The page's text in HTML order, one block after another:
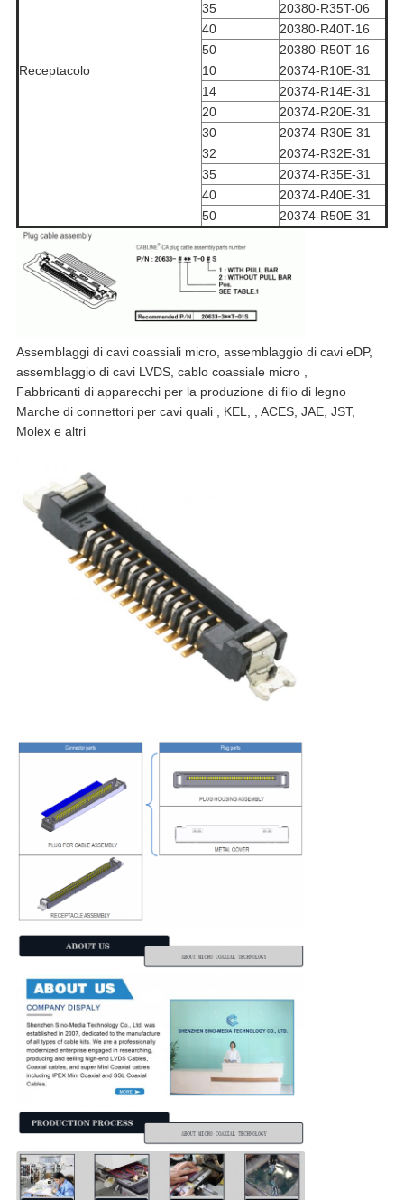
35
20380-R35T-06
40
20380-R40T-16
50
20380-R50T-16
Receptacolo
10
20374-R10E-31
14
20374-R14E-31
20
20374-R20E-31
30
20374-R30E-31
32
20374-R32E-31
35
20374-R35E-31
40
20374-R40E-31
50
20374-R50E-31
Assemblaggi di cavi coassiali micro, assemblaggio di cavi eDP,
assemblaggio di cavi LVDS, cablo coassiale micro ,
Fabbricanti di apparecchi per la produzione di filo di legno
Marche di connettori per cavi quali , KEL, , ACES, JAE, JST,
Molex e altri